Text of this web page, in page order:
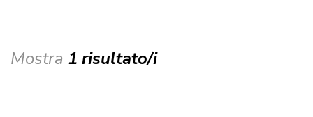
Mostra 1 risultato/i